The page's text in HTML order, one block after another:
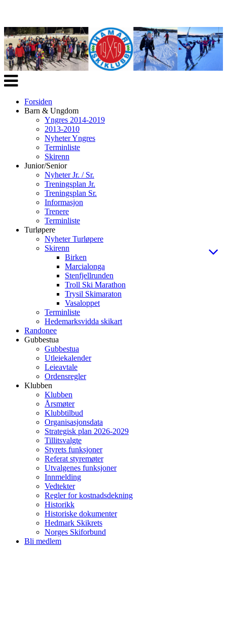
Veksle
navigasjon
Forsiden
Barn & Ungdom
Yngres 2014-2019
2013-2010
Nyheter Yngres
Terminliste
Skirenn
Junior/Senior
Nyheter Jr. / Sr.
Treningsplan Jr.
Treningsplan Sr.
Informasjon
Trenere
Terminliste
Turløpere
Nyheter Turløpere
Skirenn
Birken
Marcialonga
Stenfjellrunden
Troll Ski Marathon
Trysil Skimaraton
Vasaloppet
Terminliste
Hedemarksvidda skikart
Randonee
Gubbestua
Gubbestua
Utleiekalender
Leieavtale
Ordensregler
Klubben
Klubben
Årsmøter
Klubbtilbud
Organisasjonsdata
Strategisk plan 2026-2029
Tillitsvalgte
Styrets funksjoner
Referat styremøter
Utvalgenes funksjoner
Innmelding
Vedtekter
Regler for kostnadsdekning
Historikk
Historiske dokumenter
Hedmark Skikrets
Norges Skiforbund
Bli medlem